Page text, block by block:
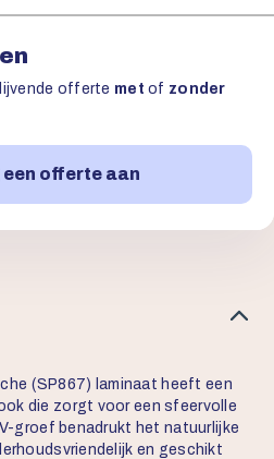
offerte met of zonder
offerte aan
(SP867) laminaat heeft een
die zorgt voor een sfeervolle
groef benadrukt het natuurlijke
en geschikt